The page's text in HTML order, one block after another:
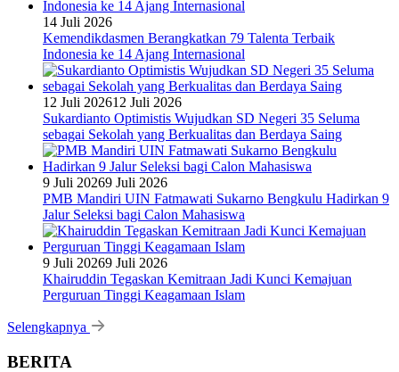
14 Juli 2026
Kemendikdasmen Berangkatkan 79 Talenta Terbaik
Indonesia ke 14 Ajang Internasional
12 Juli 202612 Juli 2026
Sukardianto Optimistis Wujudkan SD Negeri 35 Seluma
sebagai Sekolah yang Berkualitas dan Berdaya Saing
9 Juli 20269 Juli 2026
PMB Mandiri UIN Fatmawati Sukarno Bengkulu Hadirkan 9
Jalur Seleksi bagi Calon Mahasiswa
9 Juli 20269 Juli 2026
Khairuddin Tegaskan Kemitraan Jadi Kunci Kemajuan
Perguruan Tinggi Keagamaan Islam
Selengkapnya
BERITA